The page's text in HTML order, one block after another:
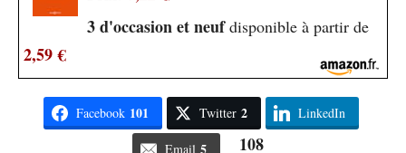
3 d'occasion et neufdisponible à partir de
2,59 €
Facebook 101 Twitter 2 LinkedIn
Email 5 108